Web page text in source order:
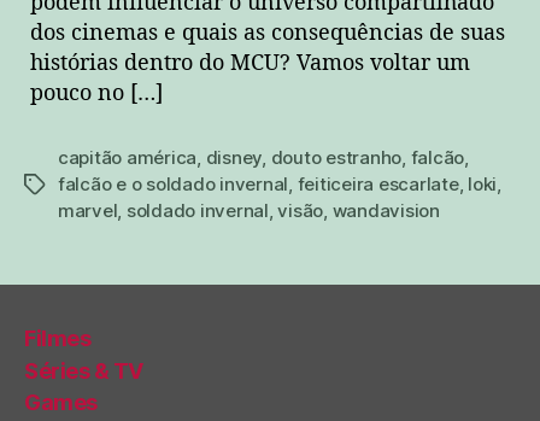
dos cinemas e quais as consequências de suas
histórias dentro do MCU? Vamos voltar um
pouco no […]
tags
capitão américa, disney, douto estranho, falcão,
falcão e o soldado invernal, feiticeira escarlate, loki,
marvel, soldado invernal,visão, wandavision
Filmes
Séries & TV
Games